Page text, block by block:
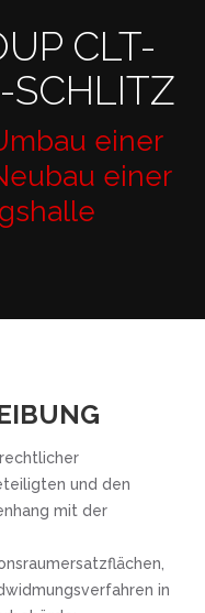
CLT-
SCHLITZ
einer
einer
und den
mit der
in